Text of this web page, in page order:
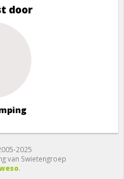
door
2025
van Swietengroep
.